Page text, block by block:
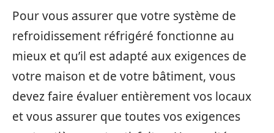
Pour vous assurer que votre système de
refroidissement réfrigéré fonctionne au
mieux et qu’il est adapté aux exigences de
votre maison et de votre bâtiment, vous
devez faire évaluer entièrement vos locaux
et vous assurer que toutes vos exigences